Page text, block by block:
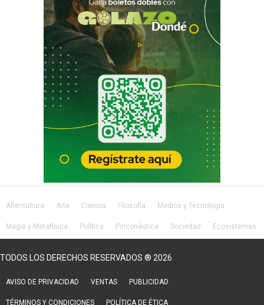
Altercultura Arte Ciencia Filosofía Medios y Tecnología
Magia y Metafísica Política Psiconáutica Sociedad Ecosistemas
TODOS LOS DERECHOS RESERVADOS ® 2026
AVISO DE PRIVACIDAD VENTAS PUBLICIDAD
TÉRMINOS Y CONDICIONES POLÍTICA DE ÉTICA